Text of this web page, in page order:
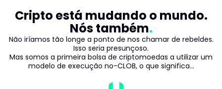
Cripto está mudando o mundo.
Nós também
Não iríamos tão longe a ponto de nos chamar de rebeldes.
Isso seria presunçoso.
Mas somos a primeira bolsa de criptomoedas a utilizar um
modelo de execução no-CLOB, o que significa...